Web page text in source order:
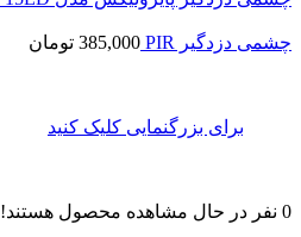
چشمی دزدگیر PIR 385,000 تومان
برای بزرگنمایی کلیک کنید
0 نفر در حال مشاهده محصول هستند!